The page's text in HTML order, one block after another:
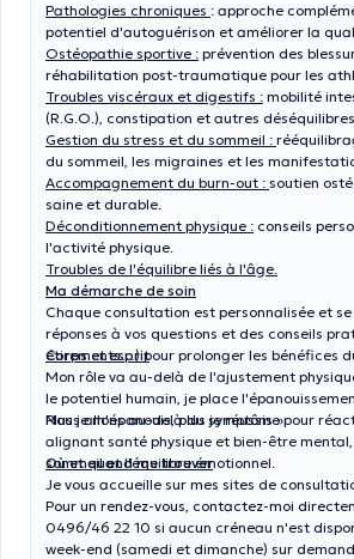
Pathologies chroniques : approche
potentiel d'autoguérison et améliorer la
Ostéopathie sportive : prévention des
réhabilitation post-traumatique pour les
Troubles viscéraux et digestifs : mobilité
(R.G.O.), constipation et autres
Gestion du stress et du sommeil :
du sommeil, les migraines et les
Accompagnement du burn-out : soutien
saine et durable.
Déconditionnement physique : conseils
l'activité physique.
Troubles de l'équilibre liés à l'âge.
Ma démarche de soin
Chaque consultation est personnalisée et
réponses à vos questions et des conseils
étirements…) pour prolonger les bénéfices
Corps et esprit
Mon rôle va au-delà de l'ajustement
le potentiel humain, je place
Plus je m'épanouis, plus je réussis ».
Nous allons au-delà du symptôme pour
alignant santé physique et bien-être
sommeil et l'équilibre émotionnel.
Où et quand me trouver
Je vous accueille sur mes sites de
Pour un rendez-vous, contactez-moi
0496/46 22 10 si aucun créneau n'est
week-end (samedi et dimanche) sur